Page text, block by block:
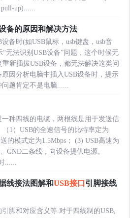
up)......
备的原因和解决方法
备时(如USB鼠标，usb键盘，usb音
无法识别USB设备”问题，这个时候无
新插拔USB设备，都无法解决这类问
因分析电脑中插入USB设备时，提示
题肯定不是电脑......
种四线的电缆，两根线是用于发送信
1）USB的全速信号的比特率定为
的模式定为1.5Mbps； (3) USB高速为
GND二条线，向设备提供电源。
......
线接法图解和USB接口 引脚接线
脚和对应含义等.对于四线制的USB,